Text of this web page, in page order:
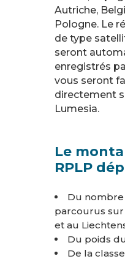
Autriche,
Pologne. Le
de type
seront
enregistrés
vous seront
directement
Lumesia.
Le
RPLP
Du
parcourus
et au
Du poids
De la